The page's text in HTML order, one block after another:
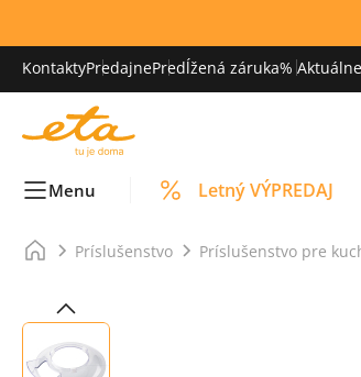
KontaktyPredajnePredĺžená záruka%
Menu Letný VÝPREDAJ
Príslušenstvo Príslušenstvo pre